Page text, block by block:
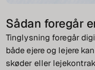
Sådan foregår
Tinglysning foregår
både ejere og lejere
skøder eller